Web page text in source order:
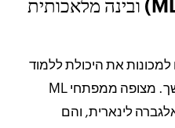
מפתחי למידת מכונה (ML) ובינה מלאכותית
את היכולת ללמוד
מניסיון ולהשתפר באופן מתמשך. מצופה ממפתחי ML
לינארית, והם